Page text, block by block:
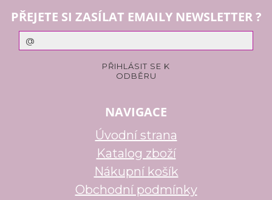
PŘEJETE SI ZASÍLAT EMAILY NEWSLETTER ?
NAVIGACE
Úvodní strana
Katalog zboží
Nákupní košík
Obchodní podmínky